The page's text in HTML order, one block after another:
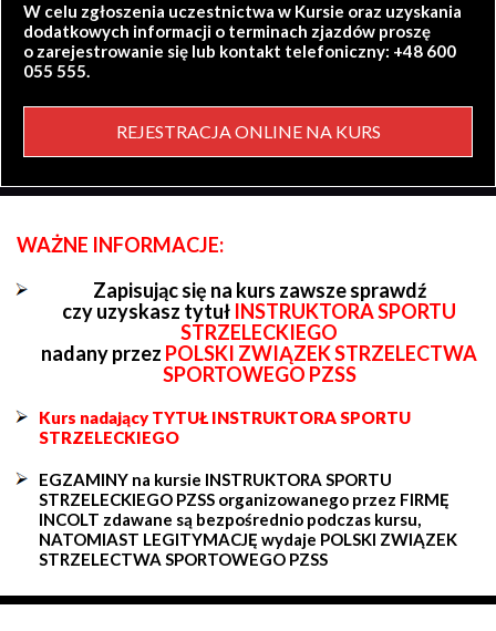
W celu zgłoszenia uczestnictwa w Kursie oraz uzyskania
dodatkowych informacji o terminach zjazdów proszę
o zarejestrowanie się lub kontakt telefoniczny: +48 600
055 555.
REJESTRACJA ONLINE NA KURS
WAŻNE INFORMACJE:
Zapisując się na kurs zawsze sprawdź
czy uzyskasz tytuł INSTRUKTORA SPORTU
STRZELECKIEGO
nadany przez POLSKI ZWIĄZEK STRZELECTWA
SPORTOWEGO PZSS
Kurs nadający TYTUŁ INSTRUKTORA SPORTU
STRZELECKIEGO
EGZAMINY na kursie INSTRUKTORA SPORTU
STRZELECKIEGO PZSS organizowanego przez FIRMĘ
INCOLT zdawane są bezpośrednio podczas kursu,
NATOMIAST LEGITYMACJĘ wydaje POLSKI ZWIĄZEK
STRZELECTWA SPORTOWEGO PZSS